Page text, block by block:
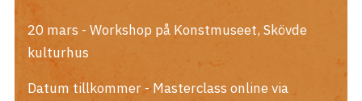
20 mars - Workshop på Konstmuseet, Skövde
kulturhus
Datum tillkommer - Masterclass online via